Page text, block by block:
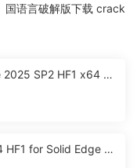
国语言破解版下载 crack
SP2 HF1 x64 激
HF1 for Solid Edge 激